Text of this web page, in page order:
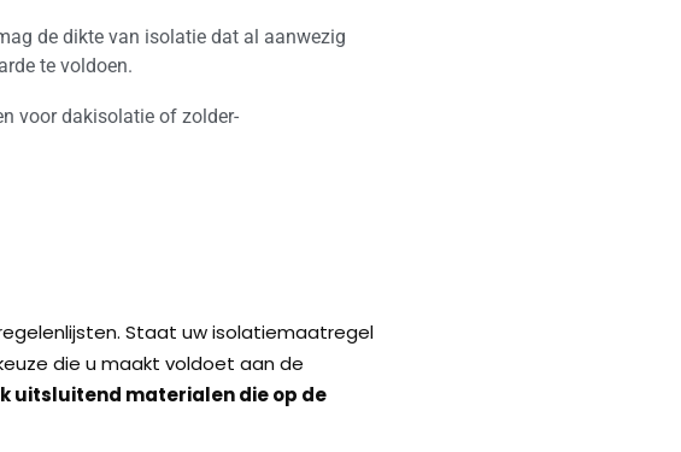
de dikte van isolatie dat al aanwezig
te voldoen.
voor dakisolatie of zolder-
Staat uw isolatiemaatregel
die u maakt voldoet aan de
uitsluitend materialen die op de